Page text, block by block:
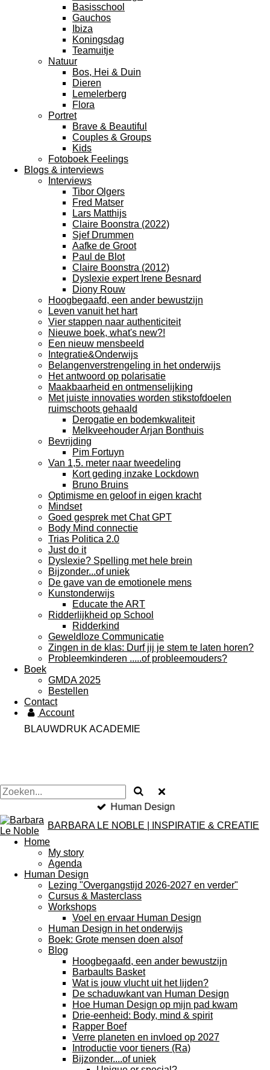
Basisschool
Gauchos
Ibiza
Koningsdag
Teamuitje
Natuur
Bos, Hei & Duin
Dieren
Lemelerberg
Flora
Portret
Brave & Beautiful
Couples & Groups
Kids
Fotoboek Feelings
Blogs & interviews
Interviews
Tibor Olgers
Fred Matser
Lars Matthijs
Claire Boonstra (2022)
Sjef Drummen
Aafke de Groot
Paul de Blot
Claire Boonstra (2012)
Dyslexie expert Irene Besnard
Diony Rouw
Hoogbegaafd, een ander bewustzijn
Leven vanuit het hart
Vier stappen naar authenticiteit
Nieuwe boek, what's new?!
Een nieuw mensbeeld
Integratie&Onderwijs
Belangenverstrengeling in het onderwijs
Het antwoord op polarisatie
Maakbaarheid en ontmenselijking
Met juiste innovaties worden stikstofdoelen
ruimschoots gehaald
Derogatie en bodemkwaliteit
Melkveehouder Arjan Bonthuis
Bevrijding
Pim Fortuyn
Van 1,5. meter naar tweedeling
Kort geding inzake Lockdown
Bruno Bruins
Optimisme en geloof in eigen kracht
Mindset
Goed gesprek met Chat GPT
Body Mind connectie
Trias Politica 2.0
Just do it
Dyslexie? Spelling met hele brein
Bijzonder...of uniek
De gave van de emotionele mens
Kunstonderwijs
Educate the ART
Ridderlijkheid op School
Ridderkind
Geweldloze Communicatie
Zingen in de klas: Durf jij je stem te laten horen?
Probleemkinderen .....of probleemouders?
Boek
GMDA 2025
Bestellen
Contact
Account
BLAUWDRUK ACADEMIE
Human Design
BARBARA LE NOBLE | INSPIRATIE & CREATIE
Home
My story
Agenda
Human Design
Lezing "Overgangstijd 2026-2027 en verder"
Cursus & Masterclass
Workshops
Voel en ervaar Human Design
Human Design in het onderwijs
Boek: Grote mensen doen alsof
Blog
Hoogbegaafd, een ander bewustzijn
Barbaults Basket
Wat is jouw vlucht uit het lijden?
De schaduwkant van Human Design
Hoe Human Design op mijn pad kwam
Drie-eenheid: Body, mind & spirit
Rapper Boef
Verre planeten en invloed op 2027
Introductie voor tieners (Ra)
Bijzonder....of uniek